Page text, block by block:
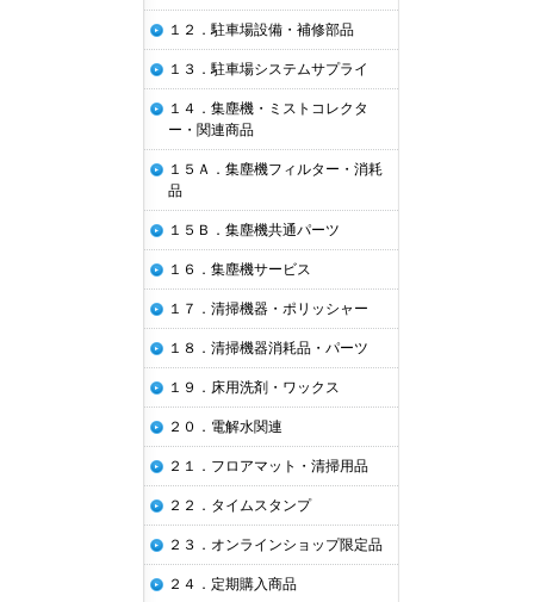
１２．駐車場設備・補修部品
１３．駐車場システムサプライ
１４．集塵機・ミストコレクタ
ー・関連商品
１５Ａ．集塵機フィルター・消耗
品
１５Ｂ．集塵機共通パーツ
１６．集塵機サービス
１７．清掃機器・ポリッシャー
１８．清掃機器消耗品・パーツ
１９．床用洗剤・ワックス
２０．電解水関連
２１．フロアマット・清掃用品
２２．タイムスタンプ
２３．オンラインショップ限定品
２４．定期購入商品